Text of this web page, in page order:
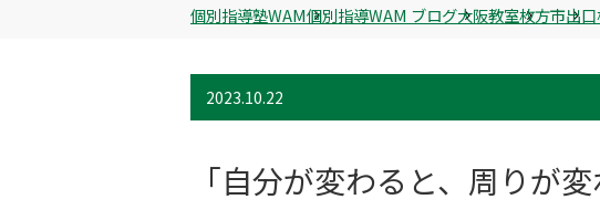
個別指導塾WAM個別指導WAM ブログ大阪教室枚方市出
2023.10.22
「自分が変わると、周りが変